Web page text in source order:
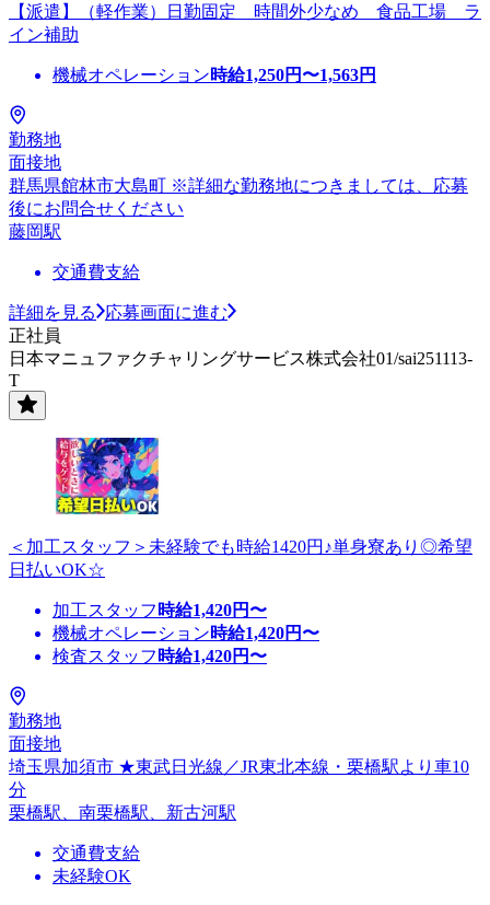
【派遣】（軽作業）日勤固定 時間外少なめ 食品工場 ラ
イン補助
機械オペレーション時給1,250円〜1,563円
勤務地
面接地
群馬県館林市大島町 ※詳細な勤務地につきましては、応募
後にお問合せください
藤岡駅
交通費支給
詳細を見る
応募画面に進む
正社員
日本マニュファクチャリングサービス株式会社01/sai251113-
T
＜加工スタッフ＞未経験でも時給1420円♪単身寮あり◎希望
日払いOK☆
加工スタッフ 時給1,420円〜
機械オペレーション時給1,420円〜
検査スタッフ 時給1,420円〜
勤務地
面接地
埼玉県加須市 ★東武日光線／JR東北本線・栗橋駅より車10
分
栗橋駅、南栗橋駅、新古河駅
交通費支給
未経験OK